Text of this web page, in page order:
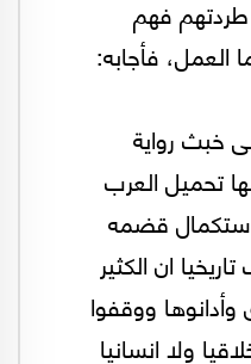
طردتهم فهم
العمل، فأجابه:
خبث رواية
تحميل العرب
استكمال قضمه
ان الكثير
ووقفوا
ولا انسانيا